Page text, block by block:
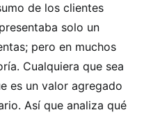
de los clientes
solo un
pero en muchos
Cualquiera que sea
es un valor agregado
Así que analiza qué